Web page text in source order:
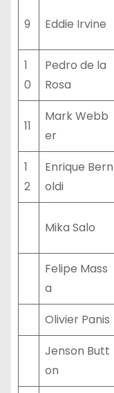
9 Eddie Irvine
1
0
Pedro de la
Rosa
11
Mark Webb
er
1
2
Enrique Bern
oldi
Mika Salo
Felipe Mass
a
Olivier Panis
Jenson Butt
on